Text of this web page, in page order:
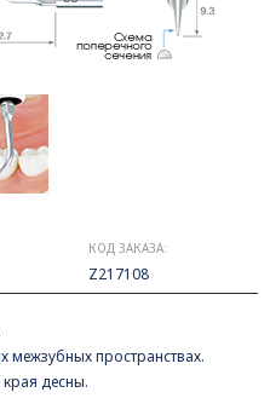
КОД ЗАКАЗА:
Z217108
межзубных пространствах.
десны.